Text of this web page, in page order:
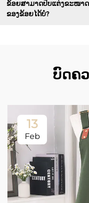
ຂ້ອຍສາມາດປັບແຕ່ງຂະໜາ
ຂອງຂ້ອຍໄດ້ບໍ?
ບົດຄ
13
Feb